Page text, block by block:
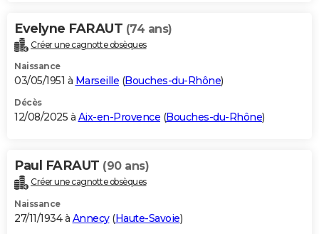
Evelyne FARAUT (74 ans)
Créer une cagnotte obsèques
Naissance
03/05/1951 à Marseille (Bouches-du-Rhône)
Décès
12/08/2025 à Aix-en-Provence (Bouches-du-Rhône)
Paul FARAUT (90 ans)
Créer une cagnotte obsèques
Naissance
27/11/1934 à Annecy(Haute-Savoie)